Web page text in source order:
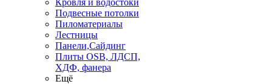
Кровля и водостоки
Подвесные потолки
Пиломатериалы
Лестницы
Панели,Сайдинг
Плиты OSB, ЛДСП,
ХДФ, фанера
Ещё